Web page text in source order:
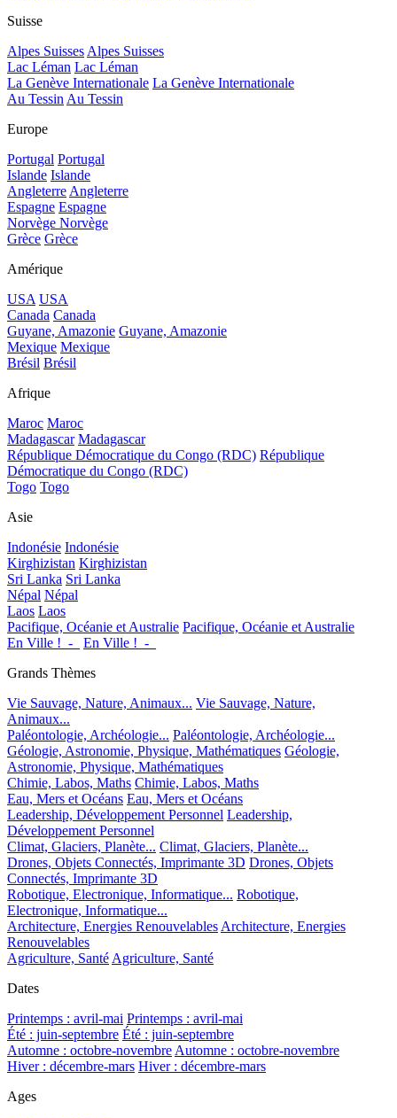
Suisse
Alpes SuissesAlpes Suisses
Lac Léman Lac Léman
La Genève Internationale La Genève Internationale
Au TessinAu Tessin
Europe
Portugal Portugal
Islande Islande
AngleterreAngleterre
Espagne Espagne
Norvège Norvège
Grèce Grèce
Amérique
USA USA
Canada Canada
Guyane, Amazonie Guyane, Amazonie
Mexique Mexique
Brésil Brésil
Afrique
Maroc Maroc
Madagascar Madagascar
République Démocratique du Congo (RDC) République
Démocratique du Congo (RDC)
Togo Togo
Asie
Indonésie Indonésie
Kirghizistan Kirghizistan
Sri Lanka Sri Lanka
Népal Népal
Laos Laos
Pacifique, Océanie et Australie Pacifique, Océanie et Australie
En Ville !_-_
En Ville !_-_
Grands Thèmes
Vie Sauvage, Nature, Animaux... Vie Sauvage, Nature,
Animaux...
Paléontologie, Archéologie... Paléontologie, Archéologie...
Géologie, Astronomie, Physique, Mathématiques Géologie,
Astronomie, Physique, Mathématiques
Chimie, Labos, Maths Chimie, Labos, Maths
Eau, Mers et Océans Eau, Mers et Océans
Leadership, Développement Personnel Leadership,
Développement Personnel
Climat, Glaciers, Planète... Climat, Glaciers, Planète...
Drones, Objets Connectés, Imprimante 3D Drones, Objets
Connectés, Imprimante 3D
Robotique, Electronique, Informatique... Robotique,
Electronique, Informatique...
Architecture, Energies RenouvelablesArchitecture, Energies
Renouvelables
Agriculture, SantéAgriculture, Santé
Dates
Printemps : avril-mai Printemps : avril-mai
Été : juin-septembre Été : juin-septembre
Automne : octobre-novembreAutomne : octobre-novembre
Hiver : décembre-mars Hiver : décembre-mars
Ages